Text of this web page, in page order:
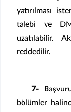
yatırılması
talebi ve
uzatılabilir.
reddedilir.
7-
bölümler